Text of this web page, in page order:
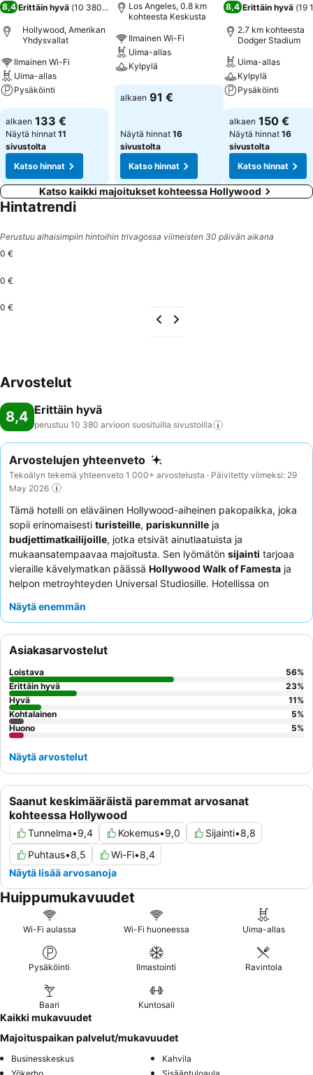
8,4 Erittäin hyvä (10 380 arviota)
Hollywood, Amerikan
Yhdysvallat
Ilmainen Wi-Fi
Uima-allas
Pysäköinti
Katso hinnat
alkaen 133 €
Näytä hinnat 11
sivustolta
Katso hinnat
Los Angeles, 0.8 km
kohteesta Keskusta
Ilmainen Wi-Fi
Uima-allas
Kylpylä
Katso hinnat
alkaen 91 €
Näytä hinnat 16
sivustolta
Katso hinnat
8,4 Erittäin hyvä (19
2.7 km kohteesta
Dodger Stadium
Uima-allas
Kylpylä
Pysäköinti
Katso hinnat
alkaen 150 €
Näytä hinnat 16
sivustolta
Katso hinnat
Katso kaikki majoitukset kohteessa Hollywood
Hintatrendi
Perustuu alhaisimpiin hintoihin trivagossa viimeisten 30 päivän aikana
0 €
0 €
0 €
Arvostelut
8,4 Erittäin hyvä
perustuu 10 380 arvioon suosituilla sivustoilla
Arvostelujen yhteenveto
Tekoälyn tekemä yhteenveto 1 000+ arvostelusta · Päivitetty viimeksi: 29
May 2026
Tämä hotelli on eläväinen Hollywood-aiheinen pakopaikka, joka
sopii erinomaisesti turisteille, pariskunnille ja
budjettimatkailijoille, jotka etsivät ainutlaatuista ja
mukaansatempaavaa majoitusta. Sen lyömätön sijainti tarjoaa
vieraille kävelymatkan päässä Hollywood Walk of Famesta ja
helpon metroyhteyden Universal Studiosille. Hotellissa on
kehuja herkullisesta ja monipuolisesta ruokalistastaan. Vieraat
avuliasta ja mukautuvaa, mikä parantaa kokonaiskokemusta.
Todella syvällisen kokemuksen saamiseksi harkitse huoneen
varaamista, josta on näkymät Hollywood-kyltille.
Näytä enemmän
Saanut keskimääräistä paremmat arvosanat
kohteessa Hollywood
Tunnelma•9,4 Kokemus•9,0 Sijainti•8,8
Puhtaus•8,5 Wi-Fi•8,4
Näytä lisää arvosanoja
Asiakasarvostelut
Loistava 56%
Erittäin hyvä
23%
Hyvä
11%
Kohtalainen
5%
Huono
5%
Näytä arvostelut
Huippumukavuudet
Wi-Fi aulassa Wi-Fi huoneessa Uima-allas
Pysäköinti Ilmastointi Ravintola
Baari Kuntosali
Kaikki mukavuudet
Majoituspaikan palvelut/mukavuudet
Businesskeskus
Kahvila